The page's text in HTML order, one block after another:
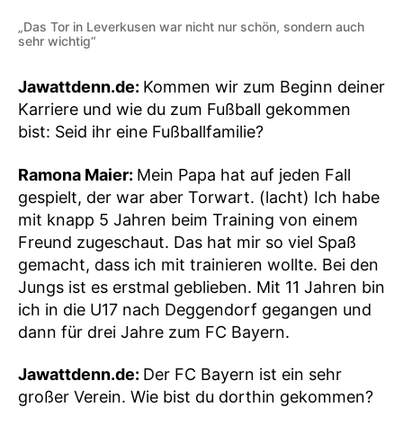
„Das Tor in Leverkusen war nicht nur schön, sondern auch
sehr wichtig“
Jawattdenn.de: Kommen wir zum Beginn deiner
Karriere und wie du zum Fußball gekommen
bist: Seid ihr eine Fußballfamilie?
Ramona Maier: Mein Papa hat auf jeden Fall
gespielt, der war aber Torwart. (lacht) Ich habe
mit knapp 5 Jahren beim Training von einem
Freund zugeschaut. Das hat mir so viel Spaß
gemacht, dass ich mit trainieren wollte. Bei den
Jungs ist es erstmal geblieben. Mit 11 Jahren bin
ich in die U17 nach Deggendorf gegangen und
dann für drei Jahre zum FC Bayern.
Jawattdenn.de: Der FC Bayern ist ein sehr
großer Verein. Wie bist du dorthin gekommen?